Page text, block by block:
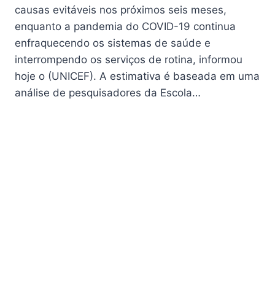
causas evitáveis ​​nos próximos seis meses,
enquanto a pandemia do COVID-19 continua
enfraquecendo os sistemas de saúde e
interrompendo os serviços de rotina, informou
hoje o (UNICEF). A estimativa é baseada em uma
análise de pesquisadores da Escola…